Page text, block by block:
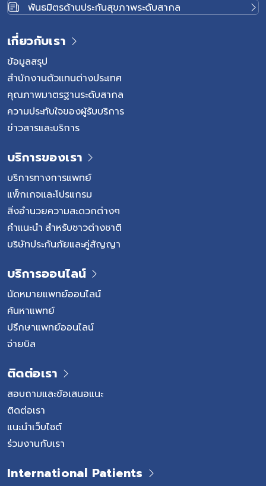
น
พันธมิตรด้านประกันสุขภาพระดับสากล
เกี่ยวกับเรา
ข้อมูลสรุป
สำนักงานตัวแทนต่างประเทศ
คุณภาพมาตรฐานระดับสากล
ความประทับใจของผู้รับบริการ
ข่าวสารและบริการ
บริการของเรา
บริการทางการแพทย์
แพ็กเกจและโปรแกรม
สิ่งอำนวยความสะดวกต่างๆ
คำแนะนำ สำหรับชาวต่างชาติ
บริษัทประกันภัยและคู่สัญญา
บริการออนไลน์
นัดหมายแพทย์ออนไลน์
ค้นหาแพทย์
ปรึกษาแพทย์ออนไลน์
จ่ายบิล
ติดต่อเรา
สอบถามและข้อเสนอแนะ
ติดต่อเรา
แนะนำเว็บไซต์
ร่วมงานกับเรา
International Patients